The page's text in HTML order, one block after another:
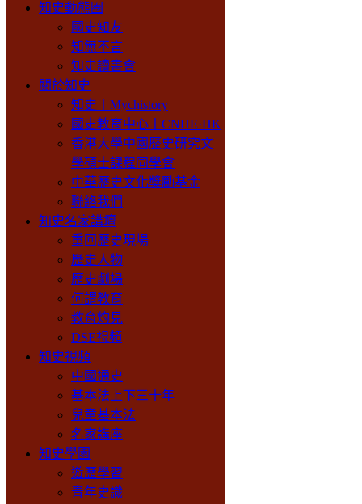
知史動態圈
國史知友
知無不言
知史讀書會
關於知史
知史丨Mychistory
國史教育中心丨CNHE·HK
香港大學中國歷史研究文
學碩士課程同學會
中華歷史文化獎勵基金
聯絡我們
知史名家講壇
重回歷史現場
歷史人物
歷史劇場
何謂教育
教育灼見
DSE視頻
知史視頻
中國通史
基本法上下三十年
兒童基本法
名家講座
知史學園
遊歷學習
青年史識